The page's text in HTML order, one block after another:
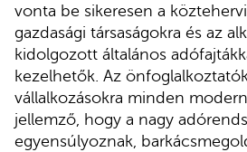
vonta be sikeresen a
gazdasági társaságokra és az
kidolgozott általános
kezelhetők. Az
vállalkozásokra minden
jellemző, hogy a nagy
egyensúlyoznak,